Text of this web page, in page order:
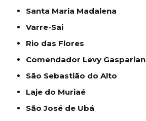
Santa Maria Madalena
Varre-Sai
Rio das Flores
Comendador Levy Gasparian
São Sebastião do Alto
Laje do Muriaé
São José de Ubá